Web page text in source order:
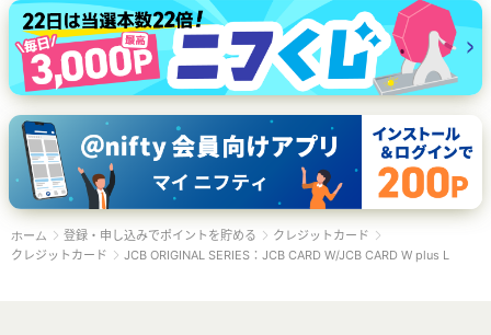
ホーム 登録・申し込みでポイントを貯める
クレジットカード
クレジットカード
JCB ORIGINAL SERIES：JCB CARD W/JCB CARD W plus L